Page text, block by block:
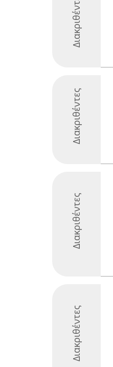
Διακριθέντες
Διακριθέντες
Διακριθέντες
Διακριθέντες